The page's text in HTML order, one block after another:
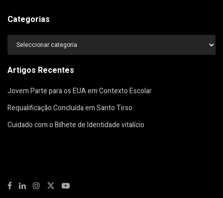
Categorias
Categorias
Artigos Recentes
Jovem Parte para os EUA em Contexto Escolar
Requalificação Concluída em Santo Tirso
Cuidado com o Bilhete de Identidade vitalício